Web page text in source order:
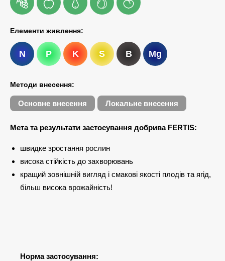
Елементи живлення:
N P K S B Mg
Методи внесення:
Основне внесення Локальне внесення
Мета та результати застосування добрива FERTIS:
швидке зростання рослин
висока стійкість до захворювань
кращий зовнішній вигляд і смакові якості плодів та ягід,
більш висока врожайність!
Норма застосування: